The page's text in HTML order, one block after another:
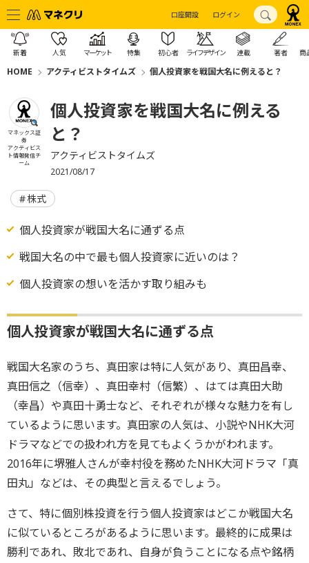
口座開設 ログイン
新着 人気 マーケット 特集 初心者 ライフデザイン 連載 著者 商
HOME アクティビストタイムズ 個人投資家を戦国大名に例えると？
マネックス証
券
アクティビス
ト情報発信チ
ーム
個人投資家を戦国大名に例える
と？
アクティビストタイムズ
2021/08/17
株式
個人投資家が戦国大名に通ずる点
戦国大名の中で最も個人投資家に近いのは？
個人投資家の想いを活かす取り組みも
個人投資家が戦国大名に通ずる点
戦国大名家のうち、真田家は特に人気があり、真田昌幸、
真田信之（信幸）、真田幸村（信繁）、はては真田大助
（幸昌）や真田十勇士など、それぞれが様々な魅力を有し
ているように思います。真田家の人気は、小説やNHK大河
ドラマなどでの扱われ方を見てもよくうかがわれます。
2016年に堺雅人さんが幸村役を務めたNHK大河ドラマ「真
田丸」などは、その典型と言えるでしょう。
さて、特に個別株投資を行う個人投資家はどこか戦国大名
に似ているところがあるように思います。最終的に成果は
勝利であれ、敗北であれ、自身が負うことになる点や銘柄